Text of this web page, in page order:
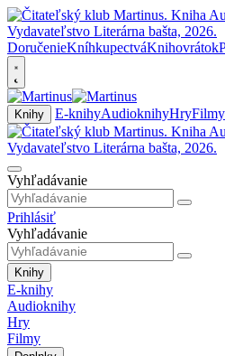
DoručenieKníhkupectváKnihovrátok
Knihy E-knihyAudioknihyHryFilmy
Vyhľadávanie
Prihlásiť
Vyhľadávanie
Knihy
E-knihy
Audioknihy
Hry
Filmy